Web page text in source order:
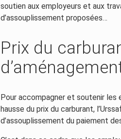
soutien aux employeurs et aux
d’assouplissement proposées…
Prix du
Pour accompagner et soutenir les
hausse du prix du carburant,
d’assouplissement du paiement